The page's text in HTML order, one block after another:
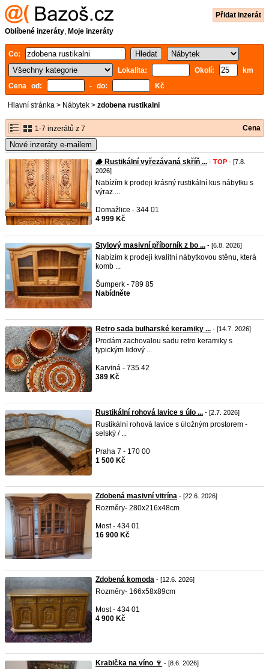
Přidat inzerát
Oblíbené inzeráty, Moje inzeráty
Co:
Lokalita:
Okolí:
km
Cena od:
- do: Kč
Hlavní stránka > Nábytek > zdobena rustikalni
1-7 inzerátů z 7 Cena
Nové inzeráty e-mailem
🪵 Rustikální vyřezávaná skříň ... - TOP - [7.8.
2026]
Nabízím k prodeji krásný rustikální kus nábytku s
výraz ...
Domažlice - 344 01
4 999 Kč
Stylový masivní příborník z bo ... - [6.8. 2026]
Nabízím k prodeji kvalitní nábytkovou stěnu, která
komb ...
Šumperk - 789 85
Nabídněte
Retro sada bulharské keramiky ... - [14.7. 2026]
Prodám zachovalou sadu retro keramiky s
typickým lidový ...
Karviná - 735 42
389 Kč
Rustikální rohová lavice s úlo ... - [2.7. 2026]
Rustikální rohová lavice s úložným prostorem -
selský / ...
Praha 7 - 170 00
1 500 Kč
Zdobená masivní vitrína - [22.6. 2026]
Rozměry- 280x216x48cm
Most - 434 01
16 900 Kč
Zdobená komoda - [12.6. 2026]
Rozměry- 166x58x89cm
Most - 434 01
4 900 Kč
Krabička na víno 🍷 - [8.6. 2026]